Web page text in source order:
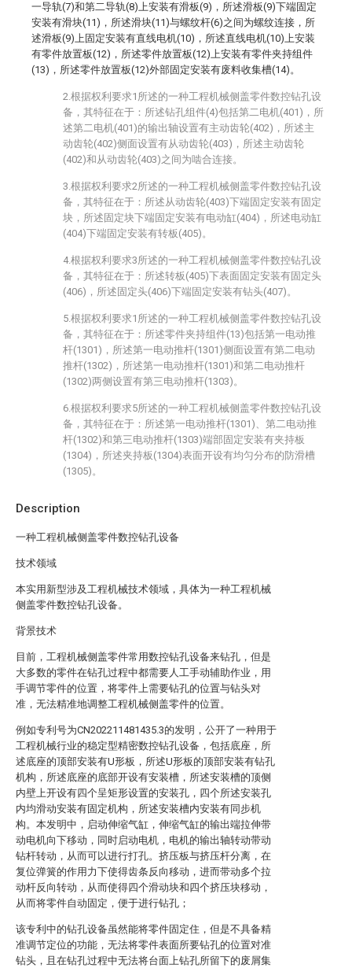
Description
一种工程机械侧盖零件数控钻孔设备
技术领域
本实用新型涉及工程机械技术领域，具体为一种工程机械
侧盖零件数控钻孔设备。
背景技术
目前，工程机械侧盖零件常用数控钻孔设备来钻孔，但是
大多数的零件在钻孔过程中都需要人工手动辅助作业，用
手调节零件的位置，将零件上需要钻孔的位置与钻头对
准，无法精准地调整工程机械侧盖零件的位置。
例如专利号为CN202211481435.3的发明，公开了一种用于
工程机械行业的稳定型精密数控钻孔设备，包括底座，所
述底座的顶部安装有U形板，所述U形板的顶部安装有钻孔
机构，所述底座的底部开设有安装槽，所述安装槽的顶侧
内壁上开设有四个呈矩形设置的安装孔，四个所述安装孔
内均滑动安装有固定机构，所述安装槽内安装有同步机
构。本发明中，启动伸缩气缸，伸缩气缸的输出端拉伸带
动电机向下移动，同时启动电机，电机的输出轴转动带动
钻杆转动，从而可以进行打孔。挤压板与挤压杆分离，在
复位弹簧的作用力下使得齿条反向移动，进而带动多个拉
动杆反向转动，从而使得四个滑动块和四个挤压块移动，
从而将零件自动固定，便于进行钻孔；
该专利中的钻孔设备虽然能将零件固定住，但是不具备精
准调节定位的功能，无法将零件表面所要钻孔的位置对准
钻头，且在钻孔过程中无法将台面上钻孔所留下的废屑集
一导轨(7)和第二导轨(8)上安装有滑板(9)，所述滑板(9)下端固定
安装有滑块(11)，所述滑块(11)与螺纹杆(6)之间为螺纹连接，所
述滑板(9)上固定安装有直线电机(10)，所述直线电机(10)上安装
有零件放置板(12)，所述零件放置板(12)上安装有零件夹持组件
(13)，所述零件放置板(12)外部固定安装有废料收集槽(14)。
2.根据权利要求1所述的一种工程机械侧盖零件数控钻孔设
备，其特征在于：所述钻孔组件(4)包括第二电机(401)，所
述第二电机(401)的输出轴设置有主动齿轮(402)，所述主
动齿轮(402)侧面设置有从动齿轮(403)，所述主动齿轮
(402)和从动齿轮(403)之间为啮合连接。
3.根据权利要求2所述的一种工程机械侧盖零件数控钻孔设
备，其特征在于：所述从动齿轮(403)下端固定安装有固定
块，所述固定块下端固定安装有电动缸(404)，所述电动缸
(404)下端固定安装有转板(405)。
4.根据权利要求3所述的一种工程机械侧盖零件数控钻孔设
备，其特征在于：所述转板(405)下表面固定安装有固定头
(406)，所述固定头(406)下端固定安装有钻头(407)。
5.根据权利要求1所述的一种工程机械侧盖零件数控钻孔设
备，其特征在于：所述零件夹持组件(13)包括第一电动推
杆(1301)，所述第一电动推杆(1301)侧面设置有第二电动
推杆(1302)，所述第一电动推杆(1301)和第二电动推杆
(1302)两侧设置有第三电动推杆(1303)。
6.根据权利要求5所述的一种工程机械侧盖零件数控钻孔设
备，其特征在于：所述第一电动推杆(1301)、第二电动推
杆(1302)和第三电动推杆(1303)端部固定安装有夹持板
(1304)，所述夹持板(1304)表面开设有均匀分布的防滑槽
(1305)。